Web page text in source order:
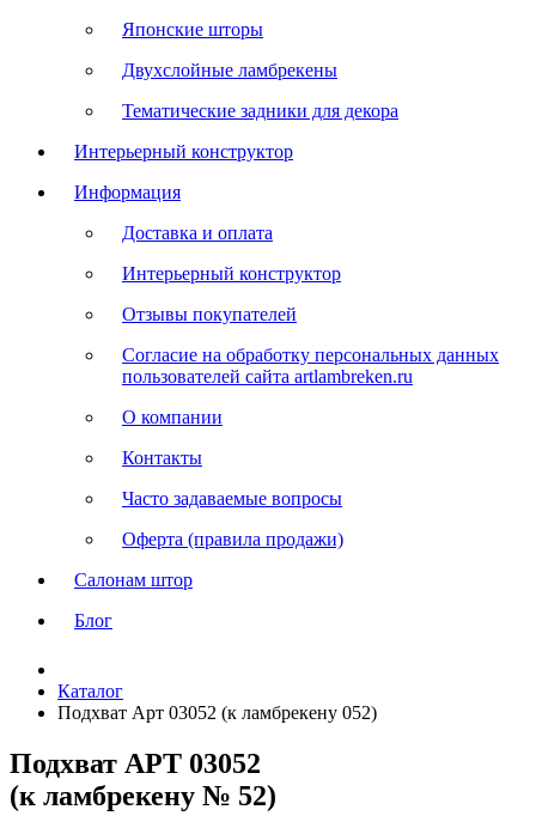
Японские шторы
Двухслойные ламбрекены
Тематические задники для декора
Интерьерный конструктор
Информация
Доставка и оплата
Интерьерный конструктор
Отзывы покупателей
Согласие на обработку персональных данных
пользователей сайта artlambreken.ru
О компании
Контакты
Часто задаваемые вопросы
Оферта (правила продажи)
Салонам штор
Блог
Каталог
Подхват Арт 03052 (к ламбрекену 052)
Подхват АРТ 03052
(к ламбрекену № 52)